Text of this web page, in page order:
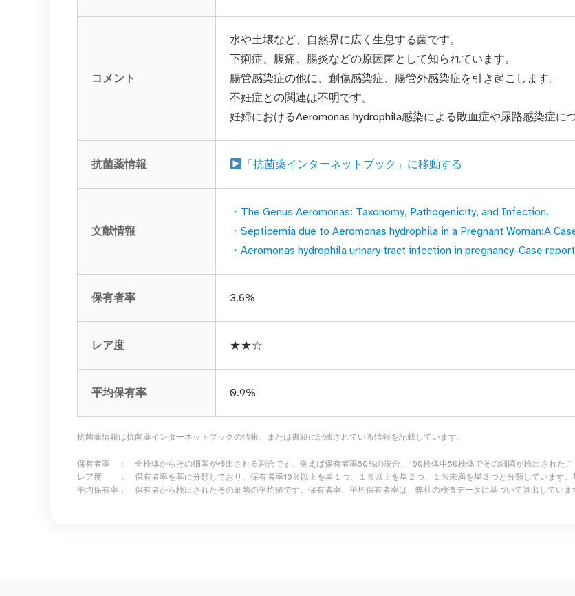
コメント
水や土壌など、自然界に広く生息する菌です。
下痢症、腹痛、腸炎などの原因菌として知られています。
腸管感染症の他に、創傷感染症、腸管外感染症を引き起こします。
不妊症との関連は不明です。
妊婦におけるAeromonas hydrophila感染による敗血症や尿路感染症に
抗菌薬情報 「抗菌薬インターネットブック」に移動する
文献情報
・The Genus Aeromonas: Taxonomy, Pathogenicity, and Infection.
・Septicemia due to Aeromonas hydrophila in a Pregnant Woman:A
・Aeromonas hydrophila urinary tract infection in pregnancy-Case
保有者率 3.6%
レア度 ★★☆
平均保有率 0.9%
抗菌薬情報は抗菌薬インターネットブックの情報、または書籍に記載されている情報を記載しています。
保有者率 ： 全検体からその細菌が検出される割合です。例えば保有者率50%の場合、100検体中50検体でその細菌が検出
レア度 ： 保有者率を基に分類しており、保有者率10％以上を星１つ、１％以上を星２つ、１％未満を星３つと分類しています。
平均保有率： 保有者から検出されたその細菌の平均値です。保有者率、平均保有者率は、弊社の検査データに基づいて算出していま